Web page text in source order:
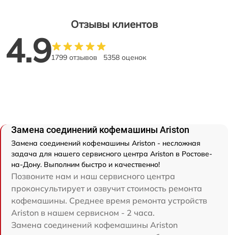
Отзывы клиентов
4.91799 отзывов 5358 оценок
Замена соединений кофемашины Ariston
Замена соединений кофемашины Ariston - несложная
задача для нашего сервисного центра Ariston в Ростове-
на-Дону. Выполним быстро и качественно!
Позвоните нам и наш сервисного центра
проконсультирует и озвучит стоимость ремонта
кофемашины. Среднее время ремонта устройств
Ariston в нашем сервисном - 2 часа.
Замена соединений кофемашины Ariston